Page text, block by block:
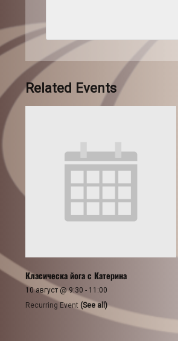
Related Events
Класическа йога с Катерина
10 август @ 9:30 - 11:00
Recurring Event (See all)